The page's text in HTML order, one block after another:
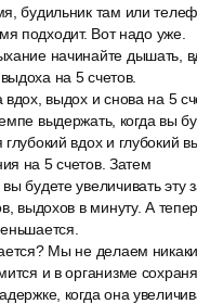
будильник там или
подходит. Вот надо уже.
начинайте дышать,
на 5 счетов.
вдох, выдох и снова на 5
выдержать, когда вы
глубокий вдох и
на 5 счетов. Затем
будете увеличивать
выдохов в минуту. А
Мы не делаем
и в организме
когда она